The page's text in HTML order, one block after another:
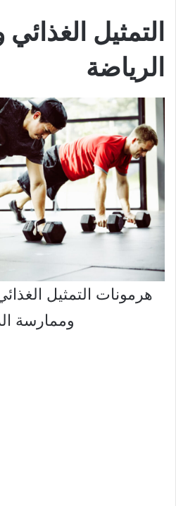
التمثيل
الرياضة
هرمونات التمثيل
وممارسة